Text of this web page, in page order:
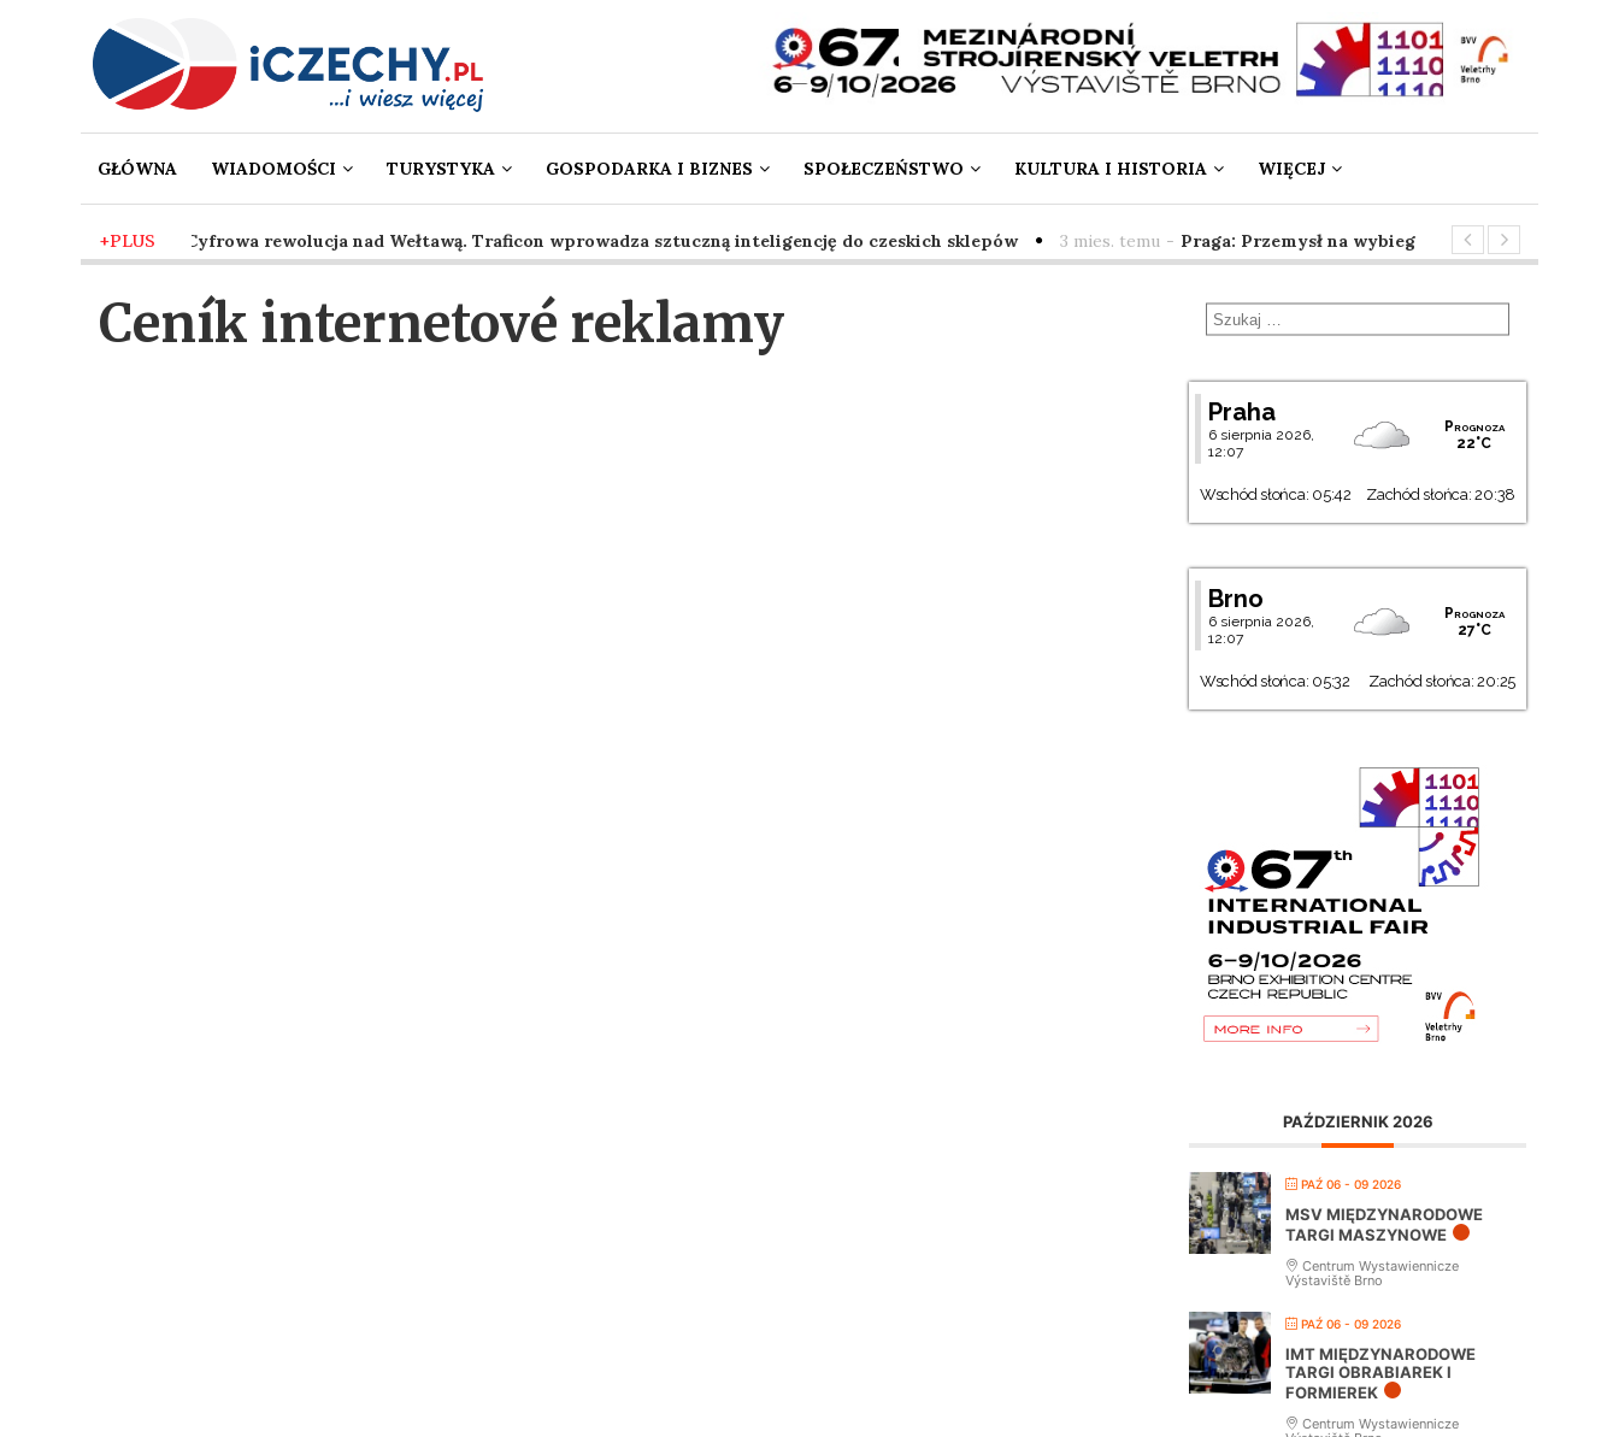
GŁÓWNA WIADOMOŚCI TURYSTYKA GOSPODARKA I BIZNES SPOŁECZEŃSTWO KULTURA I HISTORIA WIĘCEJ
+PLUS
2 mies. temu - Cyfrowa rewolucja nad Wełtawą. Traficon wprowadza sztuczną inteligencję do czeskich sklepów 3 mies. temu - Praga: Przemysł na wybiegu 3 mies. temu
Ceník internetové reklamy
Praha
6 sierpnia 2026,
12:07
Prognoza
22°C
Wschód słońca: 05:42 Zachód słońca: 20:38
Brno
6 sierpnia 2026,
12:07
Prognoza
27°C
Wschód słońca: 05:32 Zachód słońca: 20:25
PAŹDZIERNIK 2026
PAŹ 06 - 09 2026
MSV MIĘDZYNARODOWE
TARGI MASZYNOWE
Centrum Wystawiennicze
Výstaviště Brno
PAŹ 06 - 09 2026
IMT MIĘDZYNARODOWE
TARGI OBRABIAREK I
FORMIEREK
Centrum Wystawiennicze